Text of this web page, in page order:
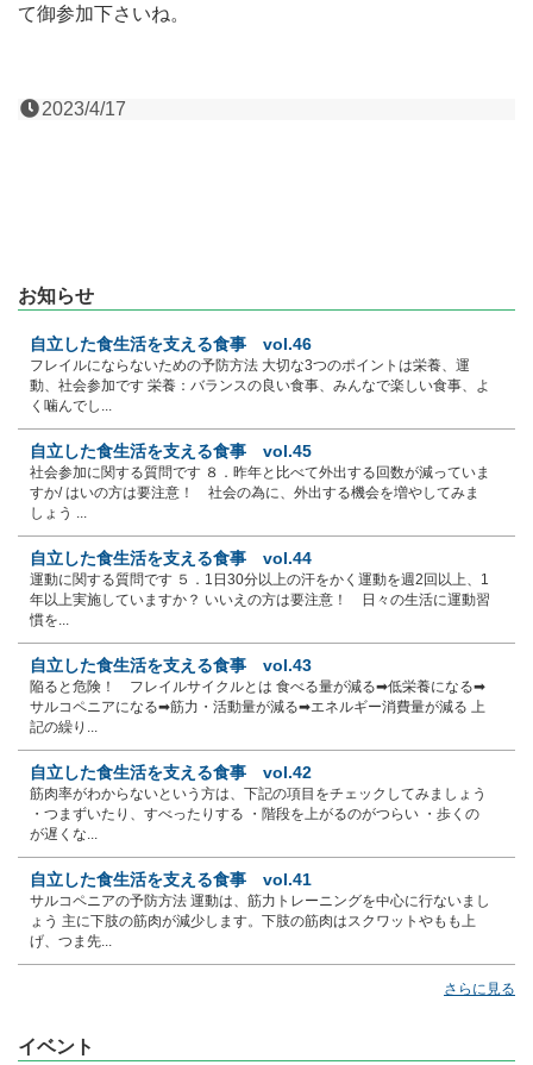
て御参加下さいね。
2023/4/17
お知らせ
自立した食生活を支える食事 vol.46
フレイルにならないための予防方法 大切な3つのポイントは栄養、運
動、社会参加です 栄養：バランスの良い食事、みんなで楽しい食事、よ
く噛んでし...
自立した食生活を支える食事 vol.45
社会参加に関する質問です ８．昨年と比べて外出する回数が減っていま
すか/ はいの方は要注意！ 社会の為に、外出する機会を増やしてみま
しょう ...
自立した食生活を支える食事 vol.44
運動に関する質問です ５．1日30分以上の汗をかく運動を週2回以上、1
年以上実施していますか？ いいえの方は要注意！ 日々の生活に運動習
慣を...
自立した食生活を支える食事 vol.43
陥ると危険！ フレイルサイクルとは 食べる量が減る➡低栄養になる➡
サルコペニアになる➡筋力・活動量が減る➡エネルギー消費量が減る 上
記の繰り...
自立した食生活を支える食事 vol.42
筋肉率がわからないという方は、下記の項目をチェックしてみましょう
・つまずいたり、すべったりする ・階段を上がるのがつらい ・歩くの
が遅くな...
自立した食生活を支える食事 vol.41
サルコペニアの予防方法 運動は、筋力トレーニングを中心に行ないまし
ょう 主に下肢の筋肉が減少します。下肢の筋肉はスクワットやもも上
げ、つま先...
さらに見る
イベント